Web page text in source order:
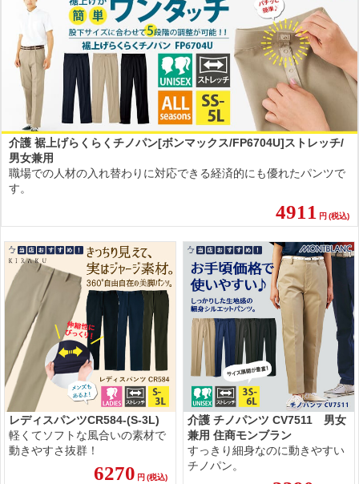
介護 裾上げらくらくチノパン[ボンマックス/FP6704U]ストレッチ/
男女兼用
職場での人材の入れ替わりに対応できる経済的にも優れたパンツで
す。
4911 円 (税込)
レディスパンツCR584-(S-3L)
軽くてソフトな風合いの素材で
動きやすさ抜群！
6270 円 (税込)
介護 チノパンツ CV7511 男女
兼用 住商モンブラン
すっきり細身なのに動きやすい
チノパン。